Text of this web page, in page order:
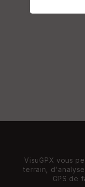
VisuGPX vous
terrain,
GPS de